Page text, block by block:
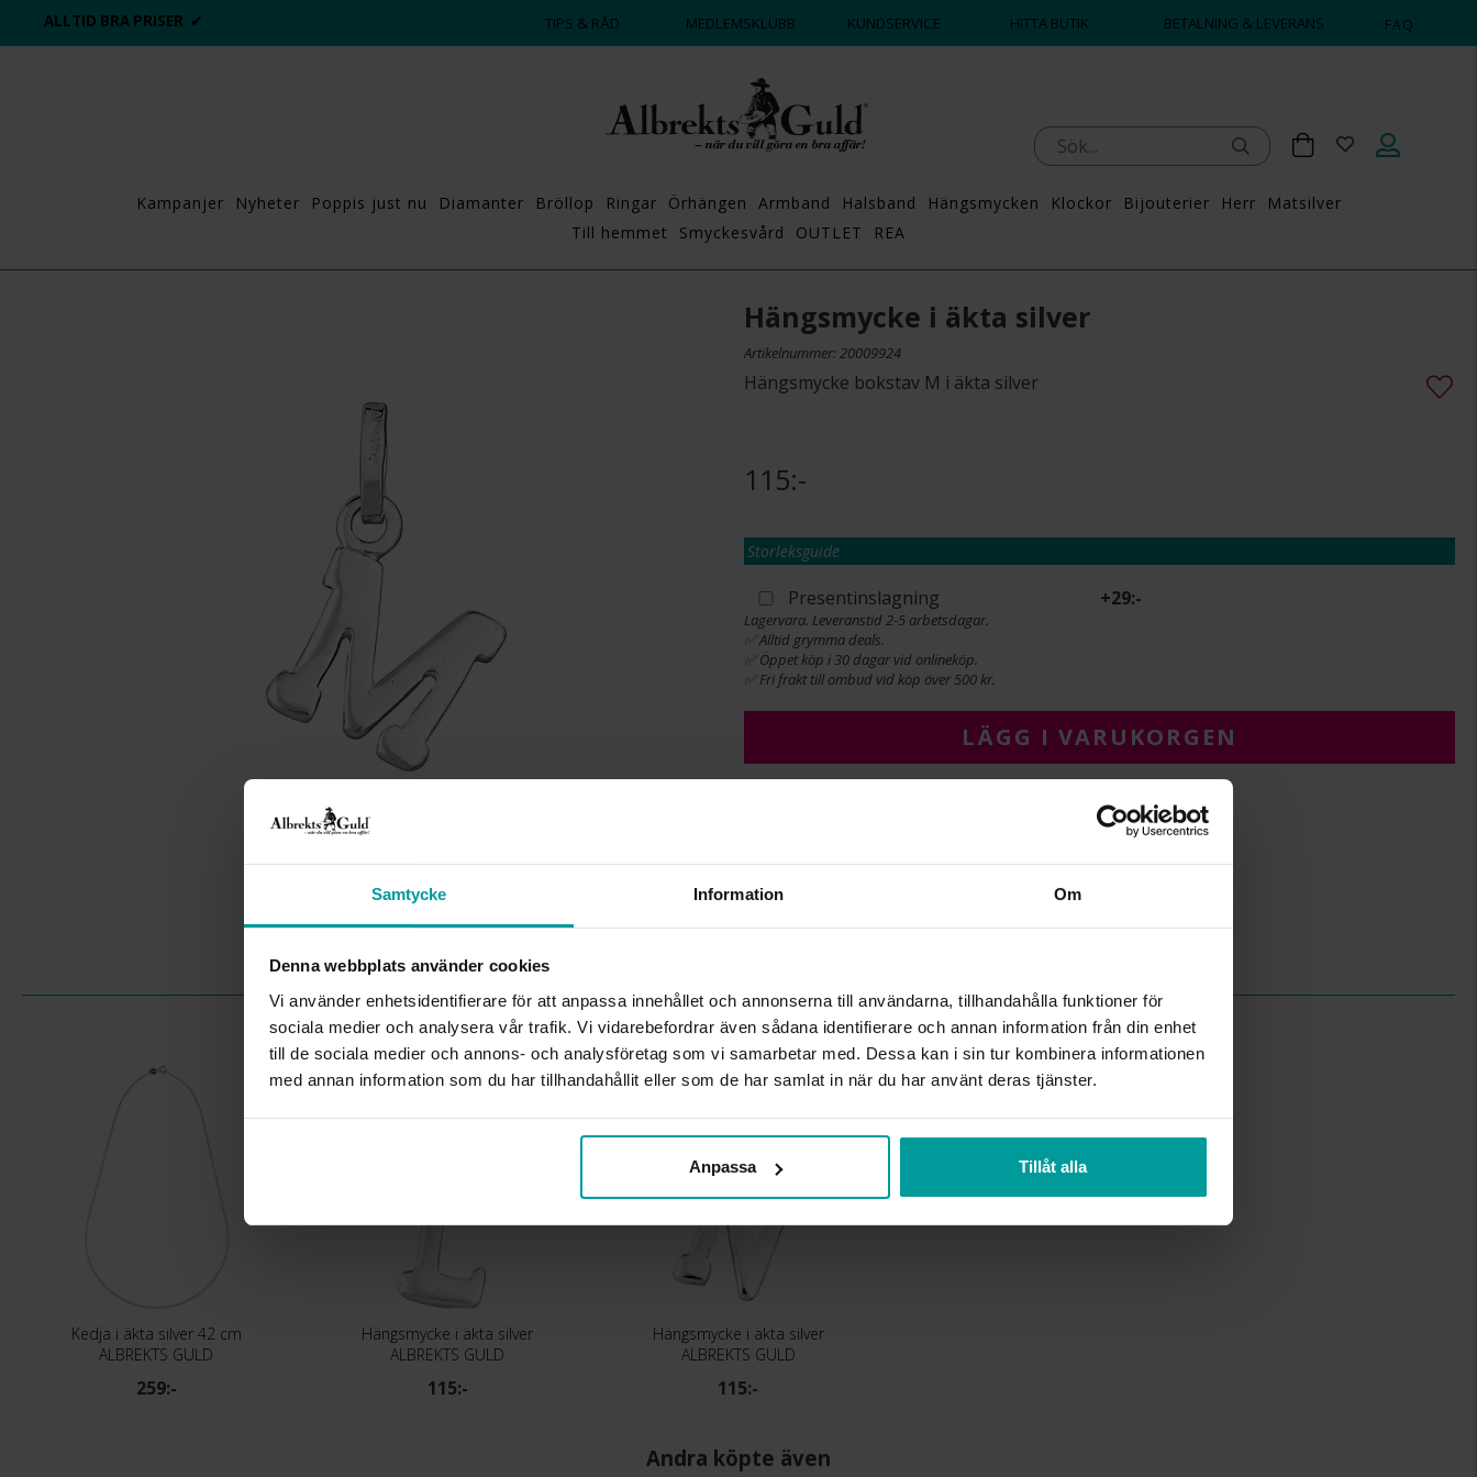
Samtycke Information Om
Denna webbplats använder cookies
Vi använder enhetsidentifierare för att anpassa innehållet och annonserna till användarna, tillhandahålla funktioner för
sociala medier och analysera vår trafik. Vi vidarebefordrar även sådana identifierare och annan information från din enhet
till de sociala medier och annons- och analysföretag som vi samarbetar med. Dessa kan i sin tur kombinera informationen
med annan information som du har tillhandahållit eller som de har samlat in när du har använt deras tjänster.
Anpassa Tillåt alla
ALLTID BRA PRISER ✔ DAGS ATT POPPA?
TIPS & RÅD MEDLEMSKLUBB KUNDSERVICE HITTA BUTIK BETALNING & LEVERANS FAQ
Kampanjer Nyheter Poppis just nu Diamanter Bröllop Ringar Örhängen Armband Halsband Hängsmycken Klockor Bijouterier Herr
Matsilver
Till hemmet
Smyckesvård OUTLET REA
Hängsmycke i äkta silver
Artikelnummer: 20009924
Hängsmycke bokstav M i äkta silver
115:-
Storleksguide
Presentinslagning +29:-
Lagervara. Leveranstid 2-5 arbetsdagar.
✅ Alltid grymma deals.
✅ Öppet köp i 30 dagar vid onlineköp.
✅ Fri frakt till ombud vid köp över 500 kr.
LÄGG I VARUKORGEN
BREDD CA (MM)
VARUMÄRKE
Albrekts Guld
Liknande produkter
Kedja i äkta silver 42 cm
ALBREKTS GULD
259:-
Hängsmycke i äkta silver
ALBREKTS GULD
115:-
Hängsmycke i äkta silver
ALBREKTS GULD
115:-
Andra köpte även